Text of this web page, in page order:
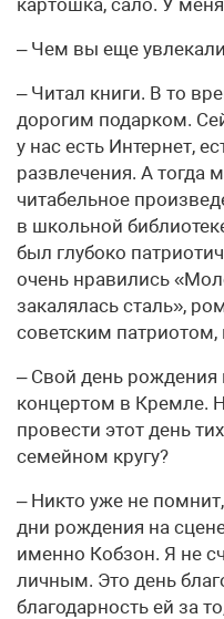
картошка, сало. У
– Чем вы еще
– Читал книги. В то
дорогим подарком.
у нас есть Интернет,
развлечения. А
читабельное
в школьной
был глубоко
очень нравились
закалялась сталь»,
советским
– Свой день
концертом в Кремле.
провести этот день
семейном кругу?
– Никто уже не
дни рождения на
именно Кобзон. Я не
личным. Это день
благодарность ей за